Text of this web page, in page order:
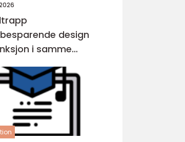
design
i samme